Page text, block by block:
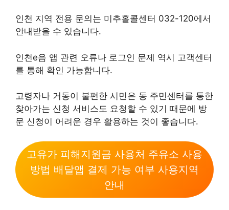
인천 지역 전용 문의는 미추홀콜센터 032-120에서
안내받을 수 있습니다.
인천e음 앱 관련 오류나 로그인 문제 역시 고객센터
를 통해 확인 가능합니다.
고령자나 거동이 불편한 시민은 동 주민센터를 통한
찾아가는 신청 서비스도 요청할 수 있기 때문에 방
문 신청이 어려운 경우 활용하는 것이 좋습니다.
고유가 피해지원금 사용처 주유소 사용
방법 배달앱 결제 가능 여부 사용지역
안내